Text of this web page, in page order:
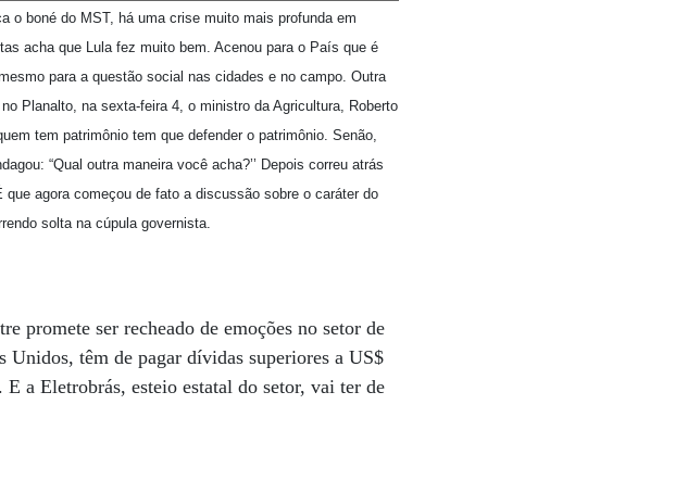
o boné do MST, há uma crise muito mais profunda em
acha que Lula fez muito bem. Acenou para o País que é
para a questão social nas cidades e no campo. Outra
Planalto, na sexta-feira 4, o ministro da Agricultura, Roberto
tem patrimônio tem que defender o patrimônio. Senão,
“Qual outra maneira você acha?’’ Depois correu atrás
agora começou de fato a discussão sobre o caráter do
solta na cúpula governista.
promete ser recheado de emoções no setor de
Unidos, têm de pagar dívidas superiores a US$
a Eletrobrás, esteio estatal do setor, vai ter de